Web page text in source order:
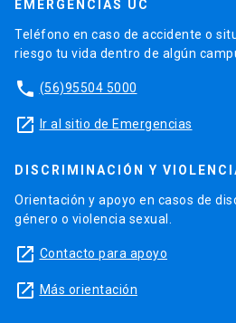
EMERGENCIAS UC
Teléfono en caso de accidente o
riesgo tu vida dentro de algún
phone (56)95504 5000
launch Ir al sitio de Emergencias
DISCRIMINACIÓN Y
Orientación y apoyo en casos de
género o violencia sexual.
launch Contacto para apoyo
launch Más orientación